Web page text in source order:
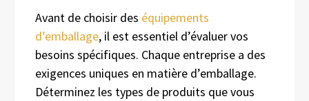
Avant de choisir des équipements
d’emballage, il est essentiel d’évaluer vos
besoins spécifiques. Chaque entreprise a des
exigences uniques en matière d’emballage.
Déterminez les types de produits que vous